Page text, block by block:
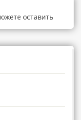
оставить